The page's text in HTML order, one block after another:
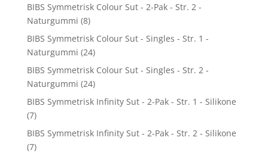
BIBS Symmetrisk Colour Sut - 2-Pak - Str. 2 -
Naturgummi (8)
BIBS Symmetrisk Colour Sut - Singles - Str. 1 -
Naturgummi (24)
BIBS Symmetrisk Colour Sut - Singles - Str. 2 -
Naturgummi (24)
BIBS Symmetrisk Infinity Sut - 2-Pak - Str. 1 - Silikone
(7)
BIBS Symmetrisk Infinity Sut - 2-Pak - Str. 2 - Silikone
(7)